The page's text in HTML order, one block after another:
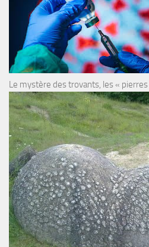
Le mystère des trovants, les «